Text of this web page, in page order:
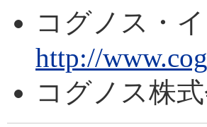
コグノス・
http://
コグノス株式